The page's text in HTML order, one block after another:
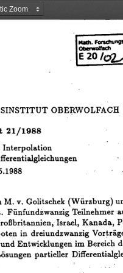
OBE~WOLFACH
21/1988
Interpolation
M. v. Golitschek (Würzburg)
Fünfundzwanzig Teilnehmer-
Israel, Kanada,
in dreiundzwanzig
und Entwicklungen im Bereich
partieller